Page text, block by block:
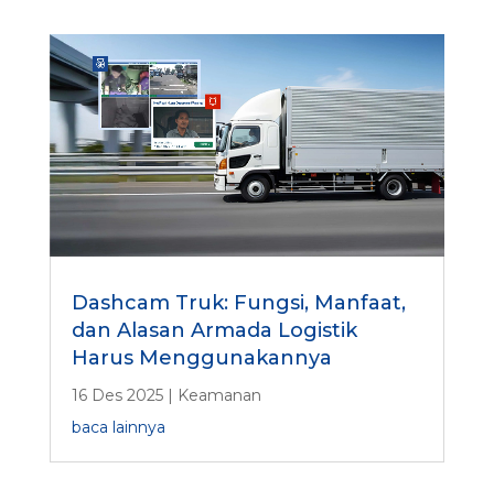
Dashcam Truk: Fungsi, Manfaat,
dan Alasan Armada Logistik
Harus Menggunakannya
16 Des 2025| Keamanan
baca lainnya